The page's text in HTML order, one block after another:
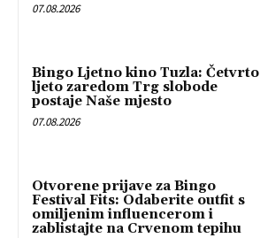
07.08.2026
Bingo Ljetno kino Tuzla: Četvrto
ljeto zaredom Trg slobode
postaje Naše mjesto
07.08.2026
Otvorene prijave za Bingo
Festival Fits: Odaberite outfit s
omiljenim influencerom i
zablistajte na Crvenom tepihu